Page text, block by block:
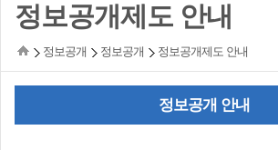
정보공개제도 안내
정보공개 정보공개 정보공개제도 안내
정보공개 안내